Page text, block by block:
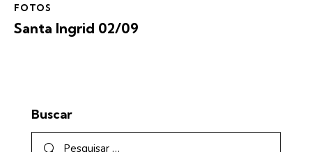
FOTOS
Santa Ingrid 02/09
Buscar